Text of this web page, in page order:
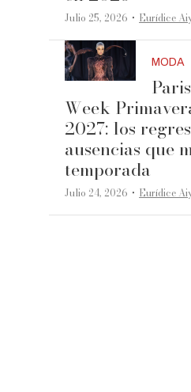
Julio 25, 2026 ·Eurídice
MODA
Week
2027: los
ausencias que
temporada
Julio 24, 2026 ·Eurídice